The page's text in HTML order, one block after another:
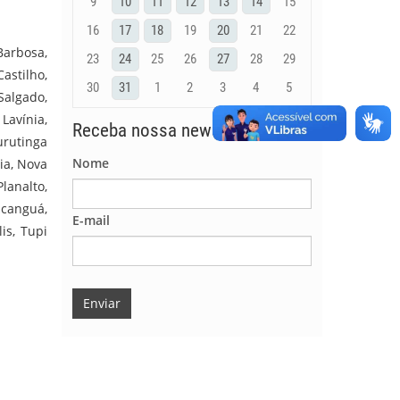
Nova
Tupi
16
17 18 19 20 21
22
23
24 25 26 27 28
29
30
31 1 2 3 4 5
Receba nossa newsletter
Nome
E-mail
Enviar